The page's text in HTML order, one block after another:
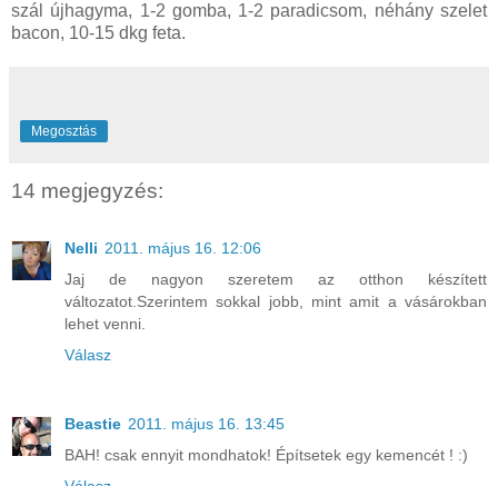
szál újhagyma, 1-2 gomba, 1-2 paradicsom, néhány szelet
bacon, 10-15 dkg feta.
Megosztás
14 megjegyzés:
Nelli 2011. május 16. 12:06
Jaj de nagyon szeretem az otthon készített
változatot.Szerintem sokkal jobb, mint amit a vásárokban
lehet venni.
Válasz
Beastie 2011. május 16. 13:45
BAH! csak ennyit mondhatok! Építsetek egy kemencét ! :)